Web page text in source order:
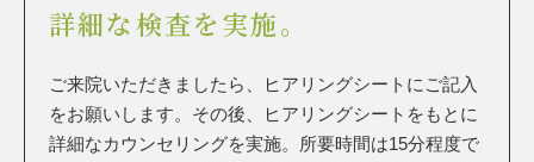
詳細な検査を実施。
ご来院いただきましたら、ヒアリングシートにご記入
をお願いします。その後、ヒアリングシートをもとに
詳細なカウンセリングを実施。所要時間は15分程度で